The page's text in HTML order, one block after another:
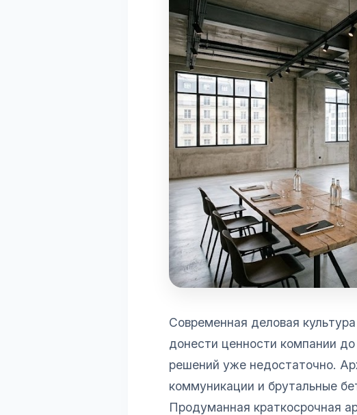
Современная деловая
донести ценности компании
решений уже недостаточно.
коммуникации и брутальные
Продуманная краткосрочная